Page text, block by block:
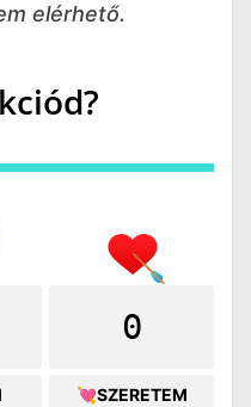
elérhető.
0
💘SZERETEM